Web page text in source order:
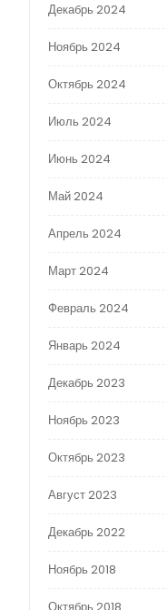
Декабрь 2024
Ноябрь 2024
Октябрь 2024
Июль 2024
Июнь 2024
Май 2024
Апрель 2024
Март 2024
Февраль 2024
Январь 2024
Декабрь 2023
Ноябрь 2023
Октябрь 2023
Август 2023
Декабрь 2022
Ноябрь 2018